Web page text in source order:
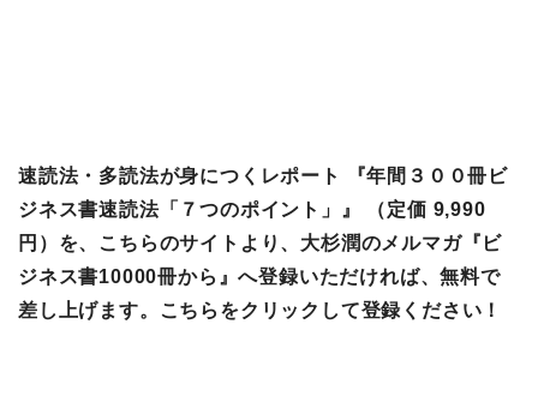
速読法・多読法が身につくレポート 『年間３００冊ビ
ジネス書速読法「７つのポイント」』 （定価 9,990
円）を、こちらのサイトより、大杉潤のメルマガ『ビ
ジネス書10000冊から』へ登録いただければ、無料で
差し上げます。こちらをクリックして登録ください！